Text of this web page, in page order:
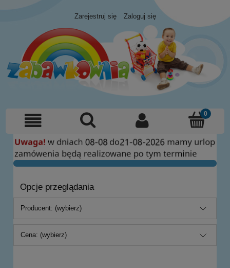
Zarejestruj się Zaloguj się
Opcje przeglądania
Producent: (wybierz)
Cena: (wybierz)